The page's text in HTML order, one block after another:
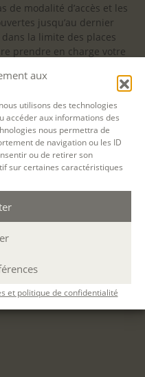
aux
utilisons des technologies
accéder aux informations des
nous permettra de
de navigation ou les ID
ou de retirer son
sur certaines caractéristiques
et politique de confidentialité
de modalité d’accès et les
jusqu’au dernier
la limite des places
prendre en charge votre
avant le début de la